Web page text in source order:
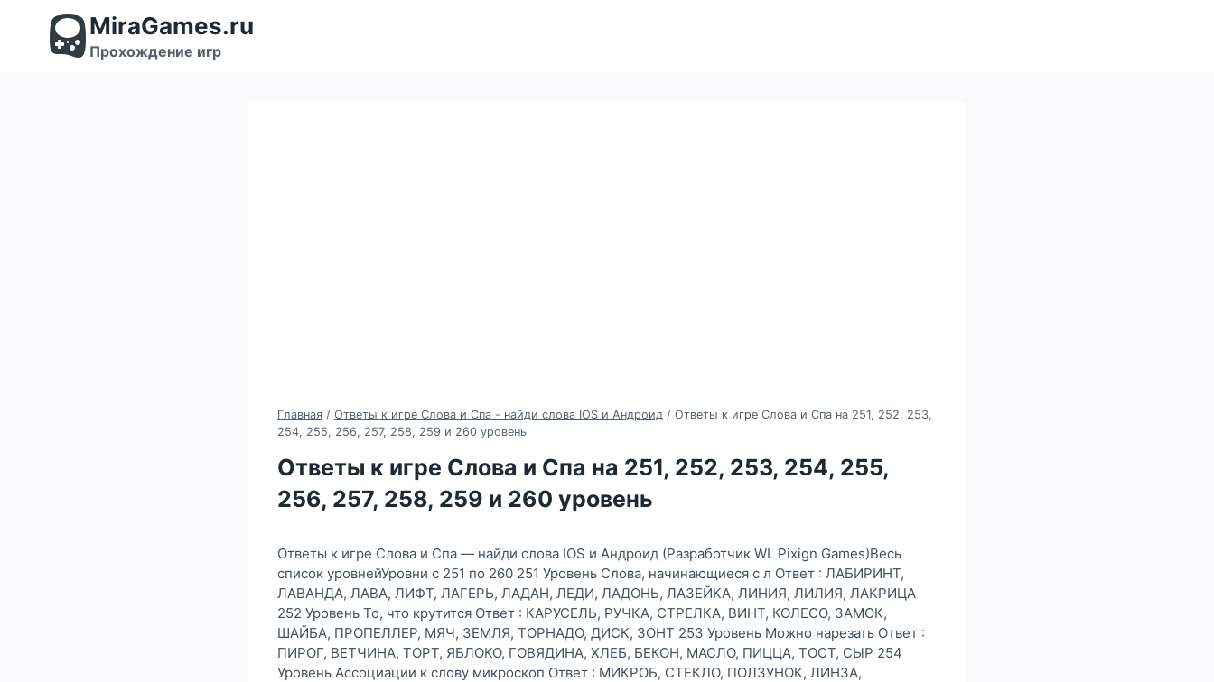
содержимому
MiraGames.ru
Прохождение игр
Главная / Ответы к игре Слова и Спа - найди слова IOS и Андроид / Ответы к игре Слова и Спа на 251, 252, 253,
254, 255, 256, 257, 258, 259 и 260 уровень
Ответы к игре Слова и Спа на 251, 252, 253, 254, 255,
256, 257, 258, 259 и 260 уровень
Ответы к игре Слова и Спа — найди слова IOS и Андроид (Разработчик WL Pixign Games)Весь
список уровнейУровни с 251 по 260 251 Уровень Слова, начинающиеся с л Ответ : ЛАБИРИНТ,
ЛАВАНДА, ЛАВА, ЛИФТ, ЛАГЕРЬ, ЛАДАН, ЛЕДИ, ЛАДОНЬ, ЛАЗЕЙКА, ЛИНИЯ, ЛИЛИЯ, ЛАКРИЦА
252 Уровень То, что крутится Ответ : КАРУСЕЛЬ, РУЧКА, СТРЕЛКА, ВИНТ, КОЛЕСО, ЗАМОК,
ШАЙБА, ПРОПЕЛЛЕР, МЯЧ, ЗЕМЛЯ, ТОРНАДО, ДИСК, ЗОНТ 253 Уровень Можно нарезать Ответ :
ПИРОГ, ВЕТЧИНА, ТОРТ, ЯБЛОКО, ГОВЯДИНА, ХЛЕБ, БЕКОН, МАСЛО, ПИЦЦА, ТОСТ, СЫР 254
Уровень Ассоциации к слову микроскоп Ответ : МИКРОБ, СТЕКЛО, ПОЛЗУНОК, ЛИНЗА,